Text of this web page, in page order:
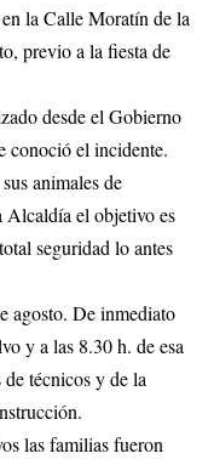
la Calle Moratín de la
previo a la fiesta de
desde el Gobierno
conoció el incidente.
animales de
Alcaldía el objetivo es
seguridad lo antes
agosto. De inmediato
y a las 8.30 h. de esa
de técnicos y de la
las familias fueron